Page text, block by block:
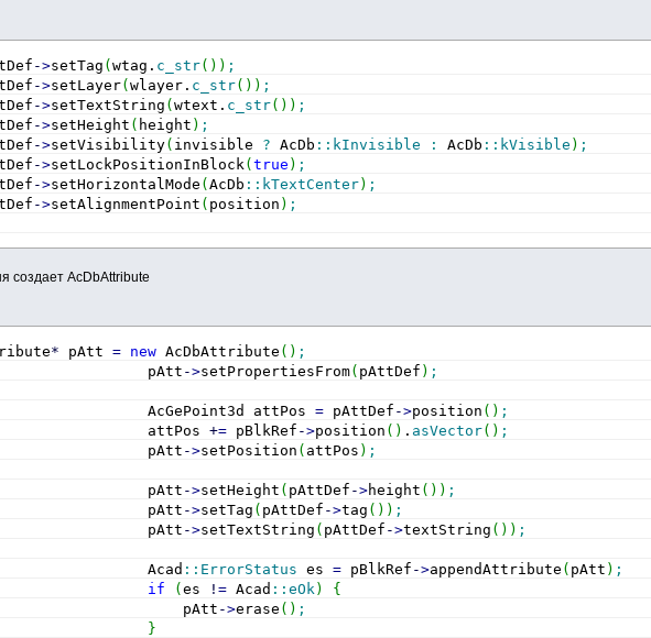
->setTag (wtag. c_str( ) ) ;
->setLayer(wlayer. c_str( ) ) ;
->setTextString (wtext. c_str( ) ) ;
->setHeight ( height ) ;
->setVisibility( invisible ? AcDb :: kInvisible : AcDb :: kVisible ) ;
->setLockPositionInBlock (true ) ;
->setHorizontalMode (AcDb :: kTextCenter) ;
->setAlignmentPoint ( position ) ;
создает AcDbAttribute
* pAtt = new AcDbAttribute ( ) ;
->setPropertiesFrom( pAttDef ) ;
attPos = pAttDef ->position ( ) ;
+= pBlkRef ->position ( ) . asVector( ) ;
->setPosition ( attPos ) ;
->setHeight ( pAttDef ->height ( ) ) ;
->setTag ( pAttDef ->tag ( ) ) ;
->setTextString ( pAttDef ->textString ( ) ) ;
:: ErrorStatus es = pBlkRef ->appendAttribute ( pAtt ) ;
if
(es != Acad ::eOk )
{
->erase ( ) ;
}